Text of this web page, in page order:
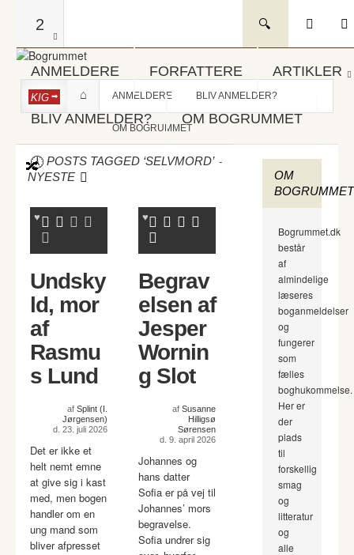
2
ANMELDERE FORFATTERE ARTIKLER
BLIV ANMELDER? OM BOGRUMMET
KIG ANMELDERE BLIV ANMELDER?
OM BOGRUMMET
POSTS TAGGED ‘SELVMORD’ -
NYESTE
Undsky
ld, mor
af
Rasmu
s Lund
af Splint (I.
Jørgensen)
d. 23. juli 2026
Det er ikke et
helt nemt emne
at give sig i kast
med, men bogen
handler om en
ung mand som
bliver afpresset
Begrav
elsen af
Jesper
Wornin
g Slot
af Susanne
Hilligsø
Sørensen
d. 9. april 2026
Johannes og
hans datter
Sofia er på vej til
Johannes’ mors
begravelse.
Sofia undrer sig
OM
BOGRUMMET
Bogrummet.dk
består
af
almindelige
læseres
boganmeldelser
og
fungerer
som
fælles
boghukommelse.
Her er
der
plads
til
forskellig
smag
og
litteratur
og
alle